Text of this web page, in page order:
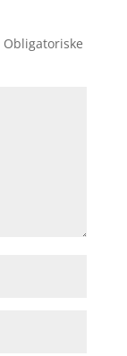
Obligatoriske